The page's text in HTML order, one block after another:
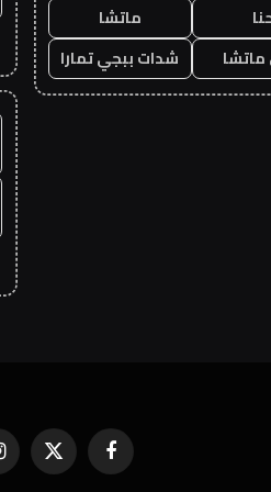
ماتشا
شدات ببجي تمارا
فيسبوك X
(Twitter)